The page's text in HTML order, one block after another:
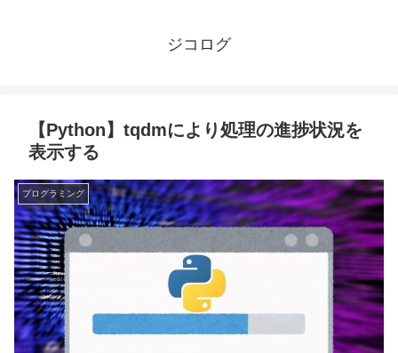
ジコログ
【Python】tqdmにより処理の進捗状況を
表示する
プログラミング